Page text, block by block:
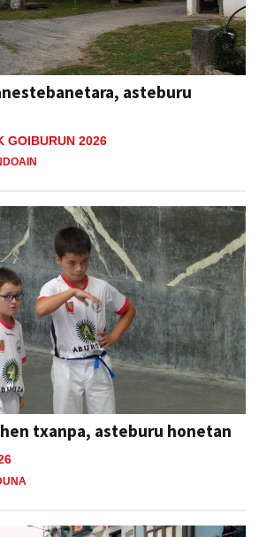
asteburu
GOIBURUN 2026
txanpa, asteburu honetan